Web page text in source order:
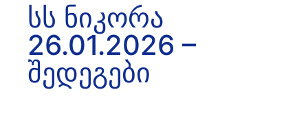
სს ნიკორა
26.01.2026 –
შედეგები